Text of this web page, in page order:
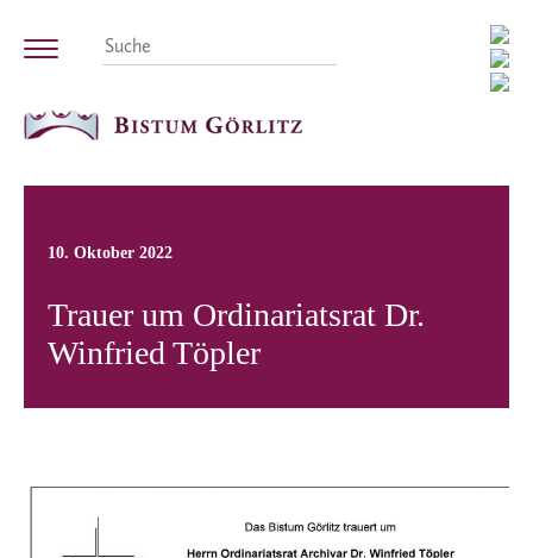
10. Oktober 2022
Trauer um Ordinariatsrat Dr.
Winfried Töpler